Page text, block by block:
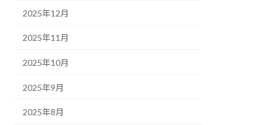
2025年12月
2025年11月
2025年10月
2025年9月
2025年8月